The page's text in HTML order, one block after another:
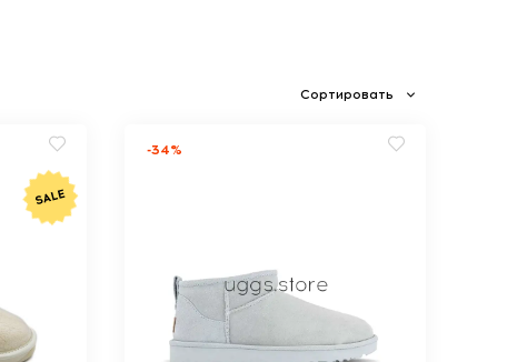
Сортировать
-34%